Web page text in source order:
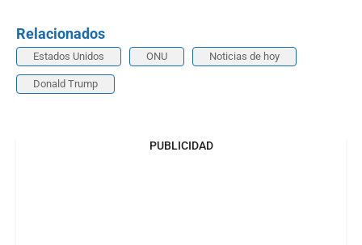
Relacionados
Estados Unidos ONU Noticias de hoy
Donald Trump
PUBLICIDAD